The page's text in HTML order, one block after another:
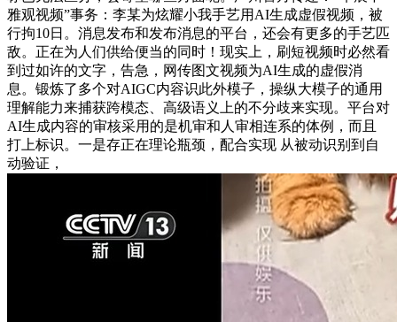
雅观视频”事务：李某为炫耀小我手艺用AI生成虚假视频，被
行拘10日。消息发布和发布消息的平台，还会有更多的手艺匹
敌。正在为人们供给便当的同时！现实上，刷短视频时必然看
到过如许的文字，告急，网传图文视频为AI生成的虚假消
息。锻炼了多个对AIGC内容识此外模子，操纵大模子的通用
理解能力来捕获跨模态、高级语义上的不分歧来实现。平台对
AI生成内容的审核采用的是机审和人审相连系的体例，而且
打上标识。一是存正在理论瓶颈，配合实现 从被动识别到自
动验证，